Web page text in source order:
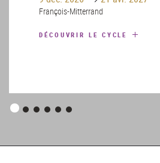
François-Mitterrand
DÉCOUVRIR LE CYCLE
Panneau
Panneau
Panneau
Panneau
Panneau
Panneau